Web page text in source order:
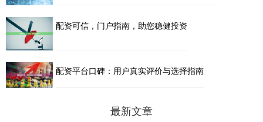
配资可信，门户指南，助您稳健投资
配资平台口碑：用户真实评价与选择指南
最新文章